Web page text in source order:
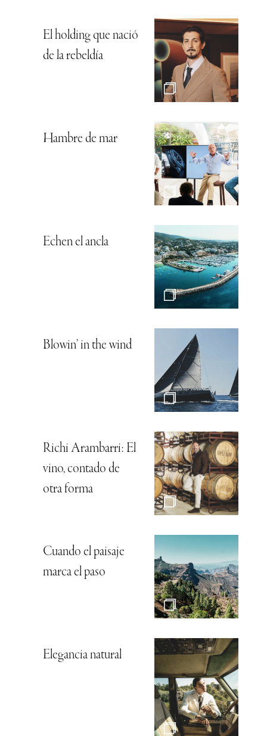
El holding que nació
de la rebeldía
Hambre de mar
Echen el ancla
Blowin’ in the wind
Richi Arambarri: El
vino, contado de
otra forma
Cuando el paisaje
marca el paso
Elegancia natural